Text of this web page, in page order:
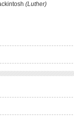
(Luther)